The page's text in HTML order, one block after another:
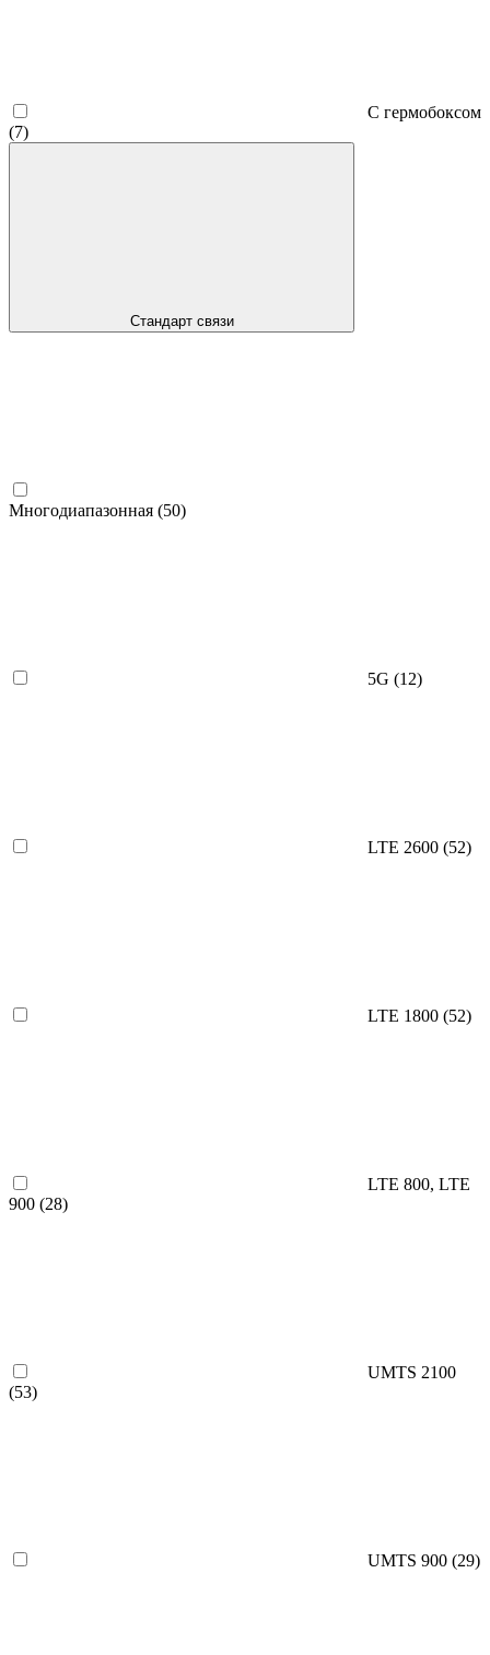
С гермобоксом
(7)
Стандарт связи
Многодиапазонная (50)
5G (12)
LTE 2600 (52)
LTE 1800 (52)
LTE 800, LTE
900 (28)
UMTS 2100
(53)
UMTS 900 (29)